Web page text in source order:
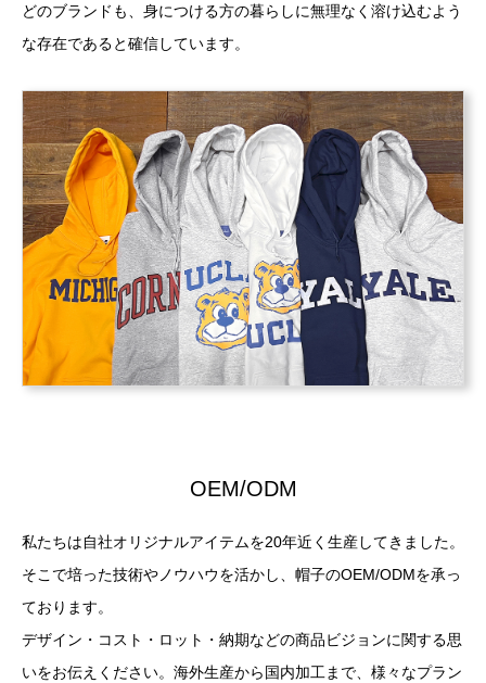
どのブランドも、身につける方の暮らしに無理なく溶け込むよう
な存在であると確信しています。
OEM/ODM
私たちは自社オリジナルアイテムを20年近く生産してきました。
そこで培った技術やノウハウを活かし、帽子のOEM/ODMを承っ
ております。
デザイン・コスト・ロット・納期などの商品ビジョンに関する思
いをお伝えください。海外生産から国内加工まで、様々なプラン